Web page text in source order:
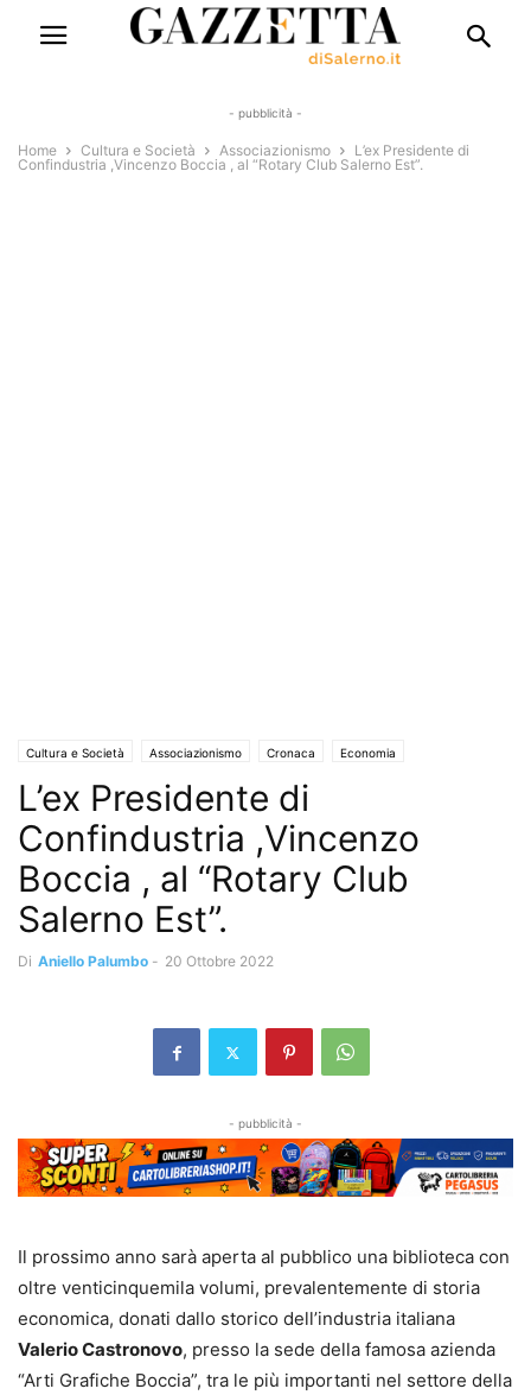
- pubblicità -
Home Cultura e Società Associazionismo
L’ex Presidente di
Confindustria ,Vincenzo Boccia , al “Rotary Club Salerno Est”.
Cultura e Società Associazionismo Cronaca Economia
Turismo e Sapori Eventi Eventi e Manifestazioni
Interviste Lavoro Segnali di Allarme Solo Annunci
L’ex Presidente di
Confindustria ,Vincenzo
Boccia , al “Rotary Club
Salerno Est”.
Di Aniello Palumbo - 20 Ottobre 2022
- pubblicità -
Il prossimo anno sarà aperta al pubblico una biblioteca con
oltre venticinquemila volumi, prevalentemente di storia
economica, donati dallo storico dell’industria italiana
Valerio Castronovo, presso la sede della famosa azienda
“Arti Grafiche Boccia”, tra le più importanti nel settore della